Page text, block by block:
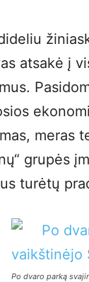
atsakė į
meras
grupės
turėtų
Po dvaro parką